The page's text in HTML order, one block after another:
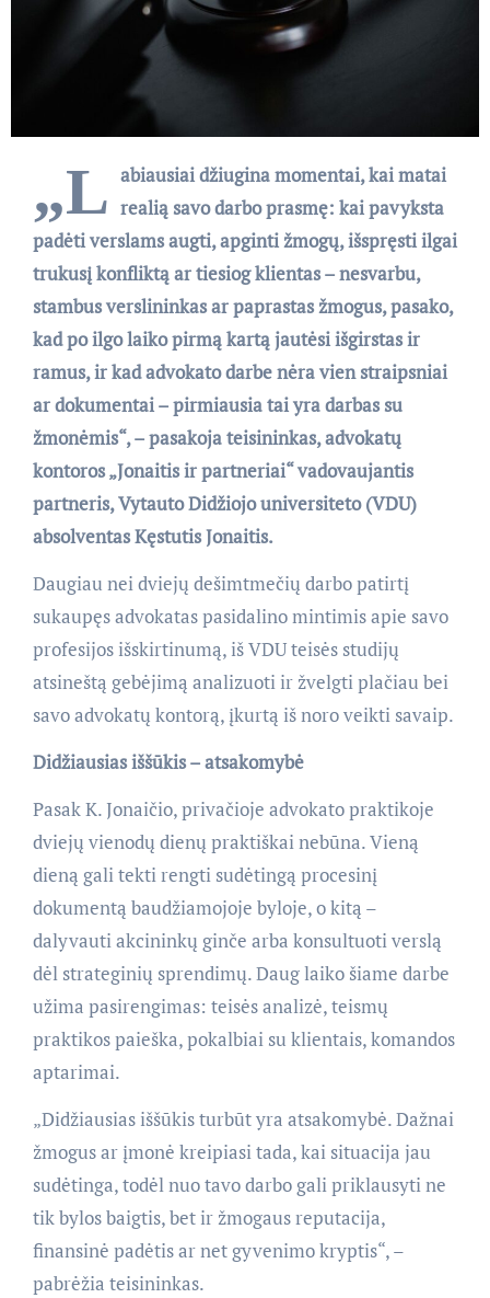
„L abiausiai džiugina momentai, kai matai
realią savo darbo prasmę: kai pavyksta
padėti verslams augti, apginti žmogų, išspręsti ilgai
trukusį konfliktą ar tiesiog klientas – nesvarbu,
stambus verslininkas ar paprastas žmogus, pasako,
kad po ilgo laiko pirmą kartą jautėsi išgirstas ir
ramus, ir kad advokato darbe nėra vien straipsniai
ar dokumentai – pirmiausia tai yra darbas su
žmonėmis“, – pasakoja teisininkas, advokatų
kontoros „Jonaitis ir partneriai“ vadovaujantis
partneris, Vytauto Didžiojo universiteto (VDU)
absolventas Kęstutis Jonaitis.
Daugiau nei dviejų dešimtmečių darbo patirtį
sukaupęs advokatas pasidalino mintimis apie savo
profesijos išskirtinumą, iš VDU teisės studijų
atsineštą gebėjimą analizuoti ir žvelgti plačiau bei
savo advokatų kontorą, įkurtą iš noro veikti savaip.
Didžiausias iššūkis – atsakomybė
Pasak K. Jonaičio, privačioje advokato praktikoje
dviejų vienodų dienų praktiškai nebūna. Vieną
dieną gali tekti rengti sudėtingą procesinį
dokumentą baudžiamojoje byloje, o kitą –
dalyvauti akcininkų ginče arba konsultuoti verslą
dėl strateginių sprendimų. Daug laiko šiame darbe
užima pasirengimas: teisės analizė, teismų
praktikos paieška, pokalbiai su klientais, komandos
aptarimai.
„Didžiausias iššūkis turbūt yra atsakomybė. Dažnai
žmogus ar įmonė kreipiasi tada, kai situacija jau
sudėtinga, todėl nuo tavo darbo gali priklausyti ne
tik bylos baigtis, bet ir žmogaus reputacija,
finansinė padėtis ar net gyvenimo kryptis“, –
pabrėžia teisininkas.